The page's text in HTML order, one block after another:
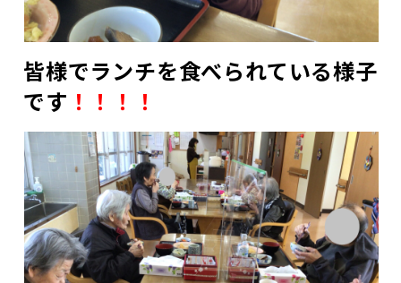
皆様でランチを食べられている様子
です ！！！！